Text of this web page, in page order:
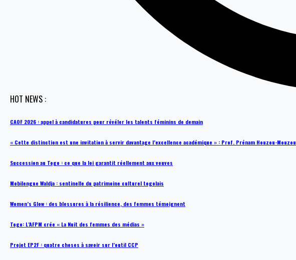
HOT NEWS :
CAOF 2026 : appel à candidatures pour révéler les talents féminins de demain
« Cette distinction est une invitation à servir davantage l’excellence académique » : Prof. Prénam Houzou-Mouzou
Succession au Togo : ce que la loi garantit réellement aux veuves
Mobilengue Waldja : sentinelle du patrimoine culturel togolais
Women’s Glow : des blessures à la résilience, des femmes témoignent
Togo: L’AFPM crée « La Nuit des femmes des médias »
Projet EP2F : quatre choses à savoir sur l’outil CCP